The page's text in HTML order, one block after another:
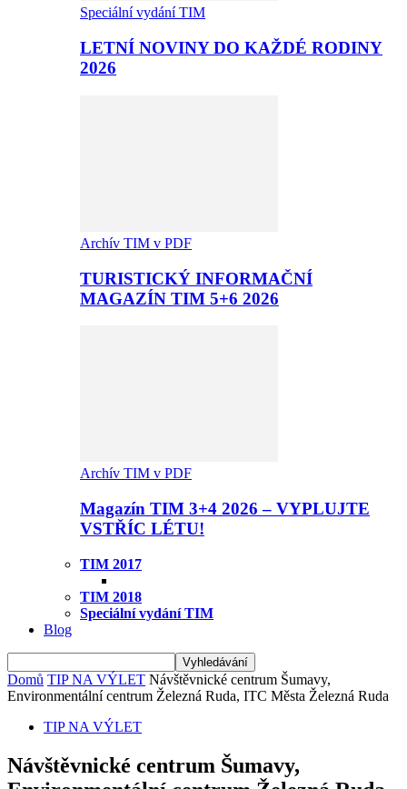
Speciální vydání TIM
LETNÍ NOVINY DO KAŽDÉ RODINY
2026
Archív TIM v PDF
TURISTICKÝ INFORMAČNÍ
MAGAZÍN TIM 5+6 2026
Archív TIM v PDF
Magazín TIM 3+4 2026 – VYPLUJTE
VSTŘÍC LÉTU!
TIM 2017
TIM 2018
Speciální vydání TIM
Blog
Domů TIP NA VÝLET Návštěvnické centrum Šumavy,
Environmentální centrum Železná Ruda, ITC Města Železná Ruda
TIP NA VÝLET
Návštěvnické centrum Šumavy,